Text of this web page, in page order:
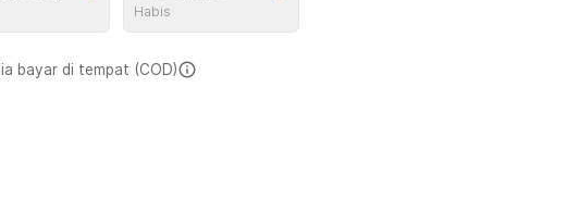
Habis
bayar di tempat (COD)